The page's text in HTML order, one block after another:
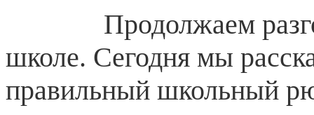
Продолжаем
школе. Сегодня мы
правильный школьный